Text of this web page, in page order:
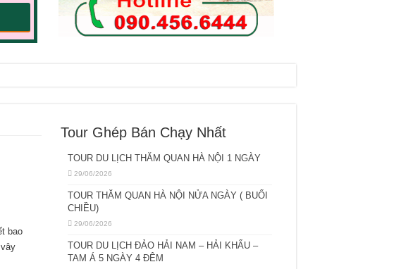
bao
Tour Ghép Bán Chạy Nhất
TOUR DU LỊCH THĂM QUAN HÀ NỘI 1 NGÀY
29/06/2026
TOUR THĂM QUAN HÀ NỘI NỬA NGÀY ( BUỔI
CHIỀU)
29/06/2026
TOUR DU LỊCH ĐẢO HẢI NAM – HẢI KHẨU –
TAM Á 5 NGÀY 4 ĐÊM